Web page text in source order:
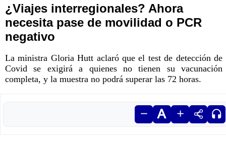
¿Viajes interregionales? Ahora
necesita pase de movilidad o PCR
negativo
La ministra Gloria Hutt aclaró que el test de detección de
Covid se exigirá a quienes no tienen su vacunación
completa, y la muestra no podrá superar las 72 horas.